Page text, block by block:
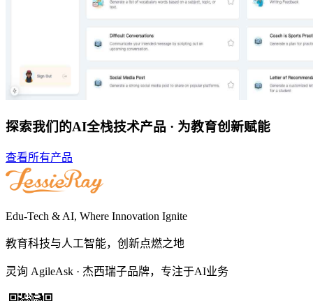
探索我们的AI全栈技术产品 · 为教育创新赋能
查看所有产品
Edu-Tech & AI, Where Innovation Ignite
教育科技与人工智能，创新点燃之地
灵询 AgileAsk · 杰西瑞子品牌，专注于AI业务